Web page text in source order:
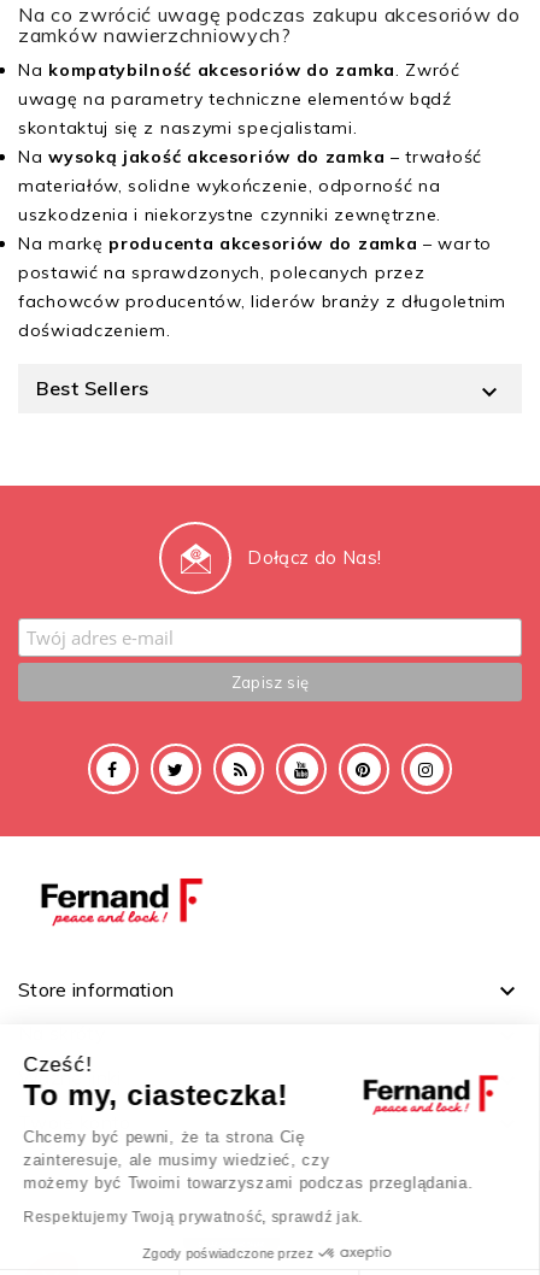
Na co zwrócić uwagę podczas zakupu akcesoriów do
zamków nawierzchniowych?
Na kompatybilność akcesoriów do zamka
. Zwróć
uwagę na parametry techniczne elementów bądź
skontaktuj się z naszymi specjalistami.
Nawysoką jakość akcesoriów do zamka – trwałość
materiałów, solidne wykończenie, odporność na
uszkodzenia i niekorzystne czynniki zewnętrzne.
Na markę producenta akcesoriów do zamka – warto
postawić na sprawdzonych, polecanych przez
fachowców producentów, liderów branży z długoletnim
doświadczeniem.
Best Sellers 
Dołącz do Nas!
Store information 
Ważne linki 
Cześć!
To my, ciasteczka!
Chcemy być pewni, że ta strona Cię
zainteresuje, ale musimy wiedzieć, czy
możemy być Twoimi towarzyszami podczas przeglądania.
Respektujemy Twoją prywatność, sprawdź jak.
Zgody poświadczone przez